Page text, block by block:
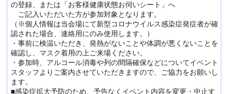
の登録、または「お客様健康状態お伺いシート」へ
ご記入いただいた方が参加対象となります。
（※個人情報は当会場にて新型コロナウイルス感染症発症者が確
認された場合、連絡用にのみ使用します。）
・事前に検温いただき、発熱がないことや体調が悪くないことを
確認し、マスク着用の上ご来場ください。
・参加時、アルコール消毒や列の間隔確保などについてイベント
スタッフよりご案内させていただきますので、ご協力をお願いし
ます。
■感染症拡大予防のため、予告なくイベント内容を変更・中止す